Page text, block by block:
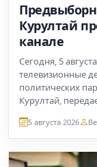
Курултай
канале
Сегодня, 5
телевизионные
политических
Курултай,
5 августа 2026